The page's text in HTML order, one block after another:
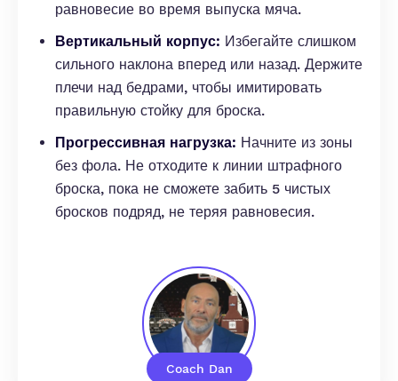
Coach Dan
равновесие во время выпуска мяча.
Вертикальный корпус: Избегайте слишком
сильного наклона вперед или назад. Держите
плечи над бедрами, чтобы имитировать
правильную стойку для броска.
Прогрессивная нагрузка: Начните из зоны
без фола. Не отходите к линии штрафного
броска, пока не сможете забить 5 чистых
бросков подряд, не теряя равновесия.